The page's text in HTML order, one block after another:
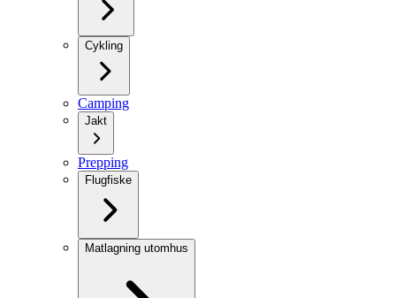
Cykling
Camping
Jakt
Prepping
Flugfiske
Matlagning utomhus